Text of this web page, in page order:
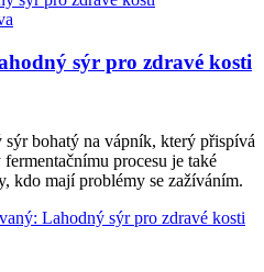
sýr pro zdravé kosti
bohatý na vápník, který přispívá
procesu je také
kdo mají problémy se zažíváním.
Lahodný sýr pro zdravé kosti